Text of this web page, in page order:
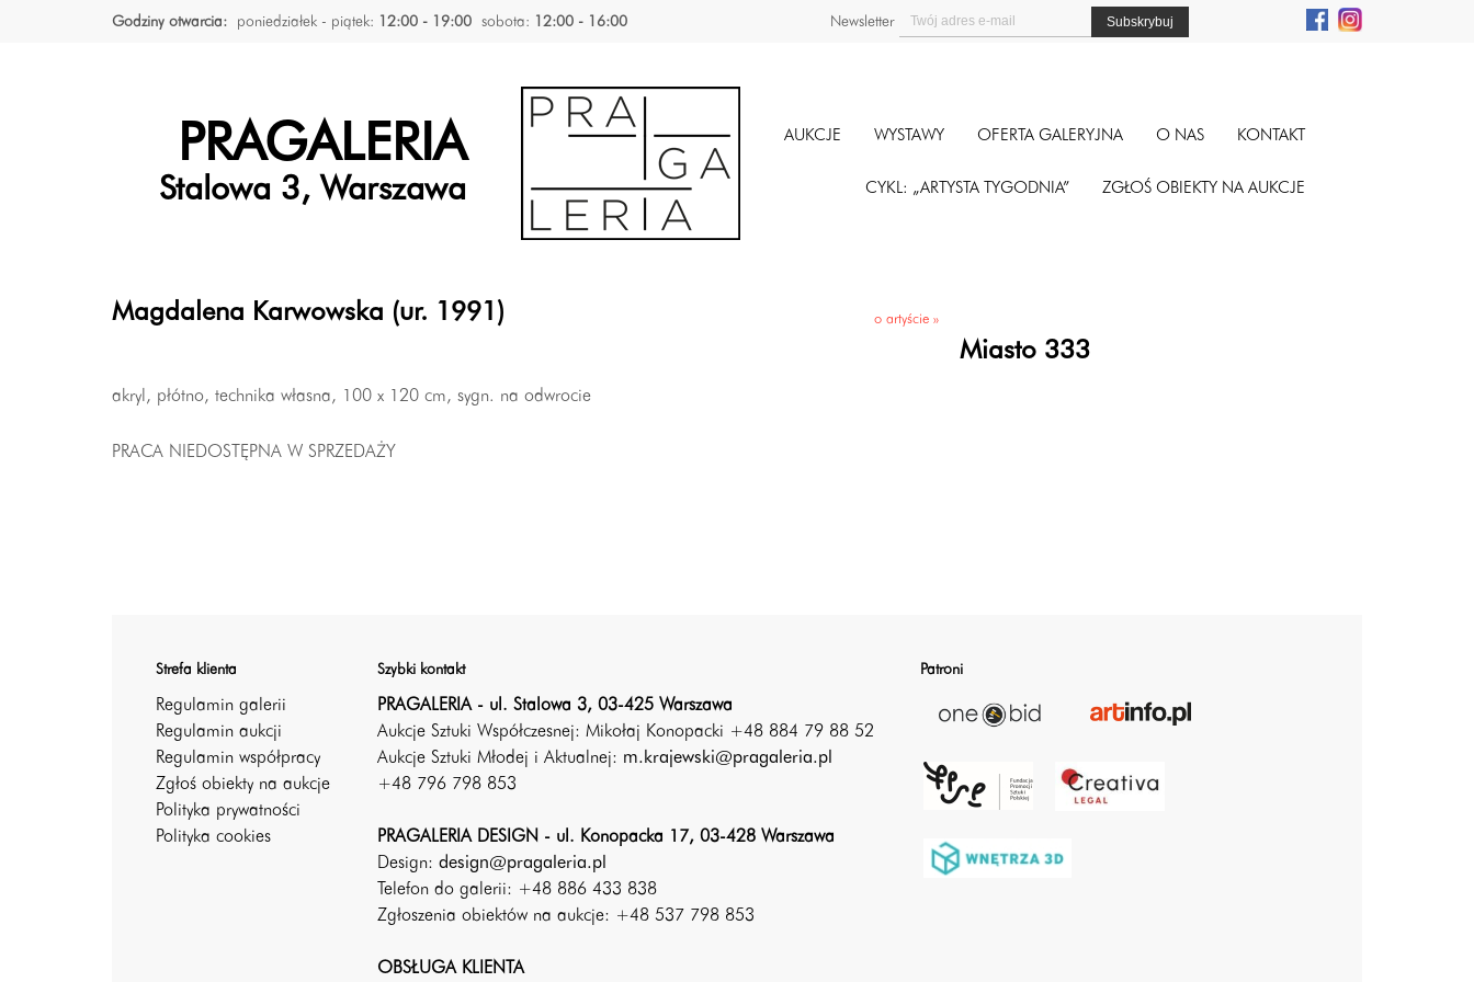
Godziny otwarcia: poniedziałek - piątek: 12:00 - 19:00 sobota: 12:00 - 16:00 Newsletter
PRAGALERIA
Stalowa 3, Warszawa
AUKCJE WYSTAWY OFERTA GALERYJNA O NAS KONTAKT
CYKL: „ARTYSTA TYGODNIA” ZGŁOŚ OBIEKTY NA AUKCJE
Magdalena Karwowska (ur. 1991) o artyście »
Miasto 333
akryl, płótno, technika własna, 100 x 120 cm, sygn. na odwrocie
PRACA NIEDOSTĘPNA W SPRZEDAŻY
Strefa klienta
Regulamin galerii
Regulamin aukcji
Regulamin współpracy
Zgłoś obiekty na aukcje
Polityka prywatności
Polityka cookies
Szybki kontakt
PRAGALERIA - ul. Stalowa 3, 03-425 Warszawa
Aukcje Sztuki Współczesnej: Mikołaj Konopacki +48 884 79 88 52
Aukcje Sztuki Młodej i Aktualnej: m.krajewski@pragaleria.pl
+48 796 798 853
PRAGALERIA DESIGN - ul. Konopacka 17, 03-428 Warszawa
Design: design@pragaleria.pl
Telefon do galerii: +48 886 433 838
Zgłoszenia obiektów na aukcje: +48 537 798 853
OBSŁUGA KLIENTA
Patroni